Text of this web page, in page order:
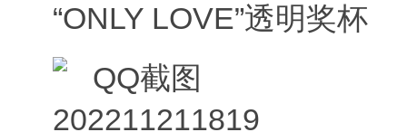
“ONLY LOVE”透明奖杯